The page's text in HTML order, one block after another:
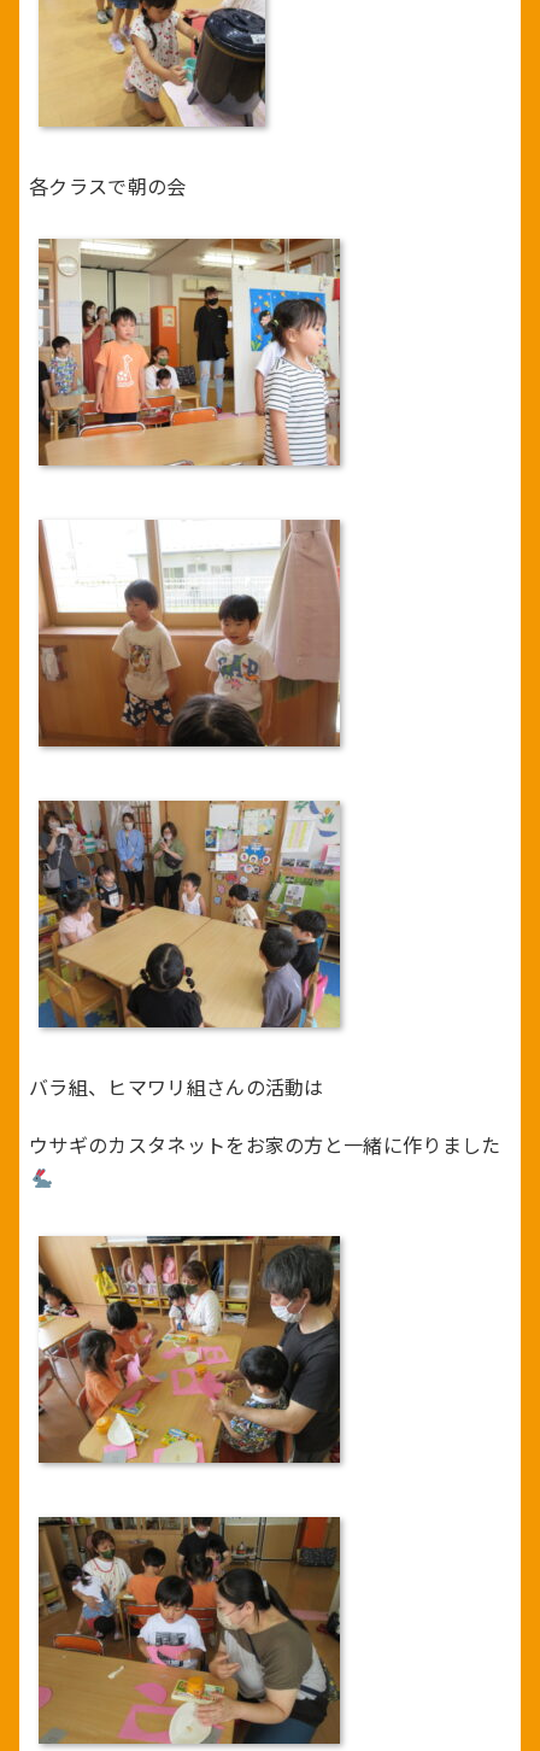
各クラスで朝の会
バラ組、ヒマワリ組さんの活動は
ウサギのカスタネットをお家の方と一緒に作りました